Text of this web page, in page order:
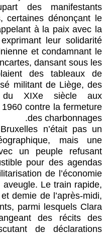
des manifestants
certaines dénonçant le
à la paix avec la
leur solidarité
et condamnant le
dansant sous les
des tableaux de
militant de Liège, des
XIXe siècle aux
contre la fermeture
des charbonnages.
n’était pas un
mais une
un peuple refusant
pour des agendas
de l’économie
aveugle. Le train rapide,
demie de l’après-midi,
parmi lesquels Clara
des récits des
de déclarations